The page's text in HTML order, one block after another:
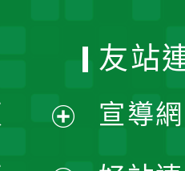
友站
宣導